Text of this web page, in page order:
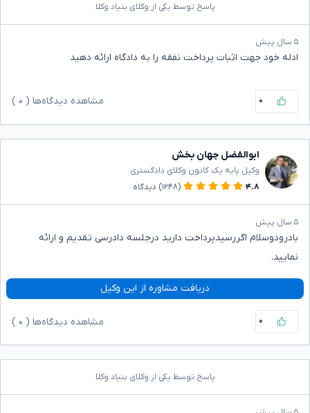
پاسخ توسط یکی از وکلای بنیاد وکلا
۵ سال پیش
ادله خود جهت اثبات پرداخت نفقه را به دادگاه ارائه دهید
۰ مشاهده دیدگاه‌ها ( ۰
ابوالفضل جهان بخش
وکیل پایه یک کانون وکلای دادگستری
۴.۸
(۱۲۴۸) دیدگاه
۵ سال پیش
بادرودوسلام اگررسیدپرداخت دارید درجلسه دادرسی تقدیم و ارائه
نمایید‌.
دریافت مشاوره از این وکیل
۰ مشاهده دیدگاه‌ها ( ۰
پاسخ توسط یکی از وکلای بنیاد وکلا